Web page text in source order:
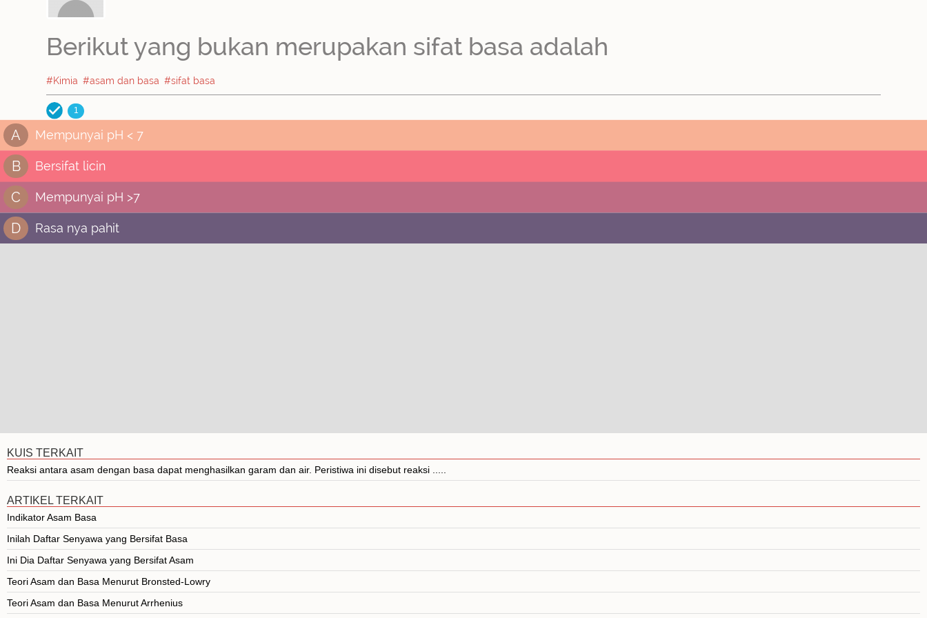
Berikut yang bukan merupakan sifat basa adalah
#Kimia #asam dan basa #sifat basa
1
A Mempunyai pH < 7
B Bersifat licin
C Mempunyai pH >7
D Rasa nya pahit
KUIS TERKAIT
Reaksi antara asam dengan basa dapat menghasilkan garam dan air. Peristiwa ini disebut reaksi .....
ARTIKEL TERKAIT
Indikator Asam Basa
Inilah Daftar Senyawa yang Bersifat Basa
Ini Dia Daftar Senyawa yang Bersifat Asam
Teori Asam dan Basa Menurut Bronsted-Lowry
Teori Asam dan Basa Menurut Arrhenius